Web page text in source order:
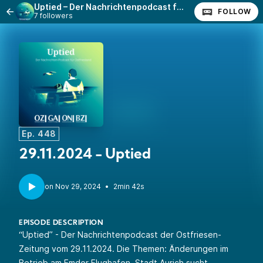
Uptied – Der Nachrichtenpodcast für Ostfriesland
7 followers FOLLOW
Ep. 448
29.11.2024 - Uptied
• 2min 42s
EPISODE DESCRIPTION
“Uptied” - Der Nachrichtenpodcast der Ostfriesen-
Zeitung vom 29.11.2024. Die Themen: Änderungen im